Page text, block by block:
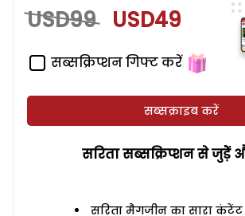
USD99 USD49
सब्सक्रिप्शन गिफ्ट करें
सब्सक्राइब करें
सरिता सब्सक्रिप्शन से जुड़ेें
सरिता मैगजीन का सारा कंटेंट